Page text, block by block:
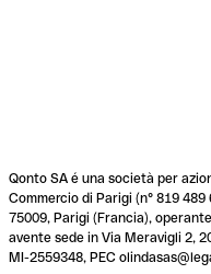
Qonto SA é una società per
Commercio di Parigi (n° 819
75009, Parigi (Francia),
avente sede in Via Meravigli 2,
MI-2559348, PEC